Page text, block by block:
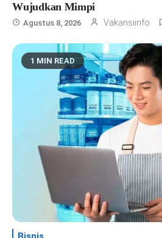
Wujudkan Mimpi
Agustus 8, 2026 Vakansiinfo
1 MIN READ